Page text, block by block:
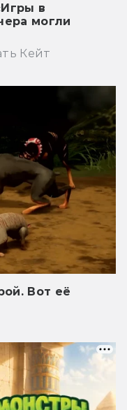
в
могли
Кейт
Вот её